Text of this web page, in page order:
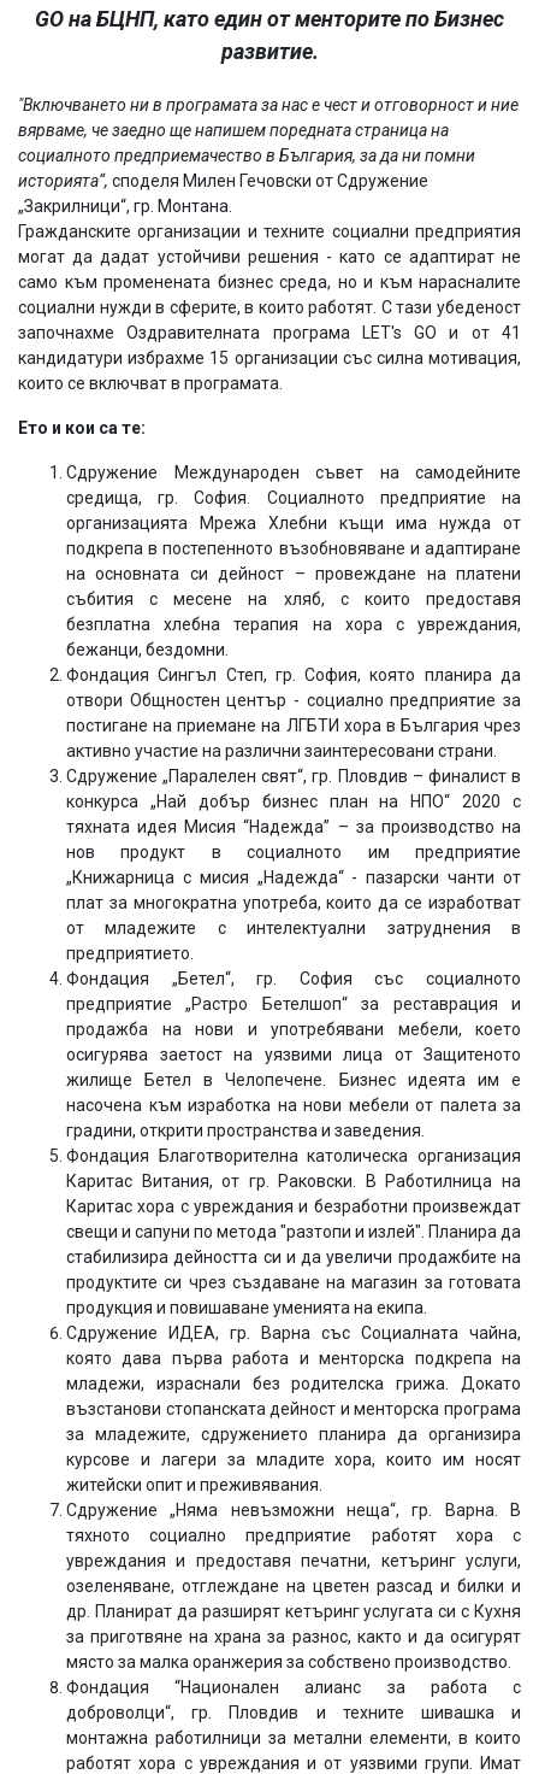
GO на БЦНП, като един от менторите по Бизнес
развитие.
"Включването ни в програмата за нас е чест и отговорност и ние
вярваме, че заедно ще напишем поредната страница на
социалното предприемачество в България, за да ни помни
историята“, споделя Милен Гечовски от Сдружение
„Закрилници“, гр. Монтана.
Гражданските организации и техните социални предприятия
могат да дадат устойчиви решения - като се адаптират не
само към променената бизнес среда, но и към нарасналите
социални нужди в сферите, в които работят. С тази убеденост
започнахме Оздравителната програма LET's GO и от 41
кандидатури избрахме 15 организации със силна мотивация,
които се включват в програмата.
Ето и кои са те:
Сдружение Международен съвет на самодейните
средища, гр. София. Социалното предприятие на
организацията Мрежа Хлебни къщи има нужда от
подкрепа в постепенното възобновяване и адаптиране
на основната си дейност – провеждане на платени
събития с месене на хляб, с които предоставя
безплатна хлебна терапия на хора с увреждания,
бежанци, бездомни.
Фондация Сингъл Степ, гр. София, която планира да
отвори Общностен център - социално предприятие за
постигане на приемане на ЛГБТИ хора в България чрез
активно участие на различни заинтересовани страни.
Сдружение „Паралелен свят“, гр. Пловдив – финалист в
конкурса „Най добър бизнес план на НПО“ 2020 с
тяхната идея Мисия “Надежда” – за производство на
нов продукт в социалното им предприятие
„Книжарница с мисия „Надежда“ - пазарски чанти от
плат за многократна употреба, които да се изработват
от младежите с интелектуални затруднения в
предприятието.
Фондация „Бетел“, гр. София със социалното
предприятие „Растро Бетелшоп“ за реставрация и
продажба на нови и употребявани мебели, което
осигурява заетост на уязвими лица от Защитеното
жилище Бетел в Челопечене. Бизнес идеята им е
насочена към изработка на нови мебели от палета за
градини, открити пространства и заведения.
Фондация Благотворителна католическа организация
Каритас Витания, от гр. Раковски. В Работилница на
Каритас хора с увреждания и безработни произвеждат
свещи и сапуни по метода "разтопи и излей". Планира да
стабилизира дейността си и да увеличи продажбите на
продуктите си чрез създаване на магазин за готовата
продукция и повишаване уменията на екипа.
Сдружение ИДЕА, гр. Варна със Социалната чайна,
която дава първа работа и менторска подкрепа на
младежи, израснали без родителска грижа. Докато
възстанови стопанската дейност и менторска програма
за младежите, сдружението планира да организира
курсове и лагери за младите хора, които им носят
житейски опит и преживявания.
Сдружение „Няма невъзможни неща“, гр. Варна. В
тяхното социално предприятие работят хора с
увреждания и предоставя печатни, кетъринг услуги,
озеленяване, отглеждане на цветен разсад и билки и
др. Планират да разширят кетъринг услугата си с Кухня
за приготвяне на храна за разнос, както и да осигурят
място за малка оранжерия за собствено производство.
Фондация “Национален алианс за работа с
доброволци“, гр. Пловдив и техните шивашка и
монтажна работилници за метални елементи, в които
работят хора с увреждания и от уязвими групи. Имат